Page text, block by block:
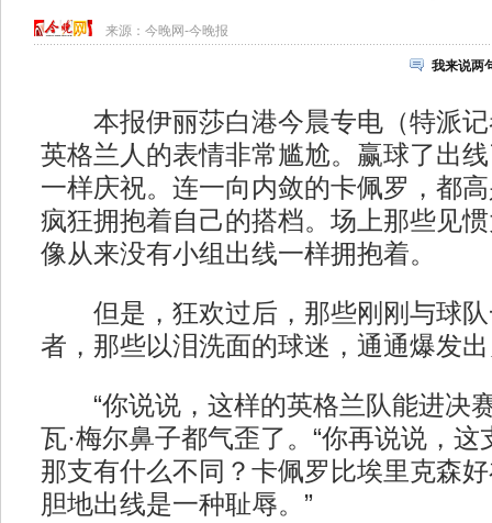
来源： 今晚网-今晚报
我来说两
本报伊丽莎白港今晨专电（特派记
英格兰人的表情非常尴尬。赢球了出
一样庆祝。连一向内敛的卡佩罗，都
疯狂拥抱着自己的搭档。场上那些见
像从来没有小组出线一样拥抱着。
但是，狂欢过后，那些刚刚与球队
者，那些以泪洗面的球迷，通通爆发
“你说说，这样的英格兰队能进决
瓦·梅尔鼻子都气歪了。“你再说说，
那支有什么不同？卡佩罗比埃里克森
胆地出线是一种耻辱。”